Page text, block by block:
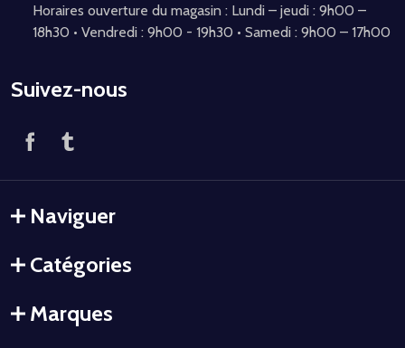
Horaires ouverture du magasin : Lundi – jeudi : 9h00 –
18h30 • Vendredi : 9h00 - 19h30 • Samedi : 9h00 – 17h00
Suivez-nous
Naviguer
Catégories
Marques